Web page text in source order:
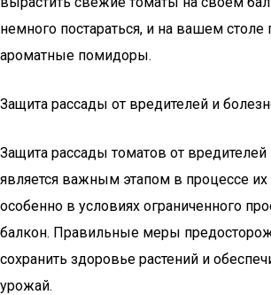
немного постараться, и на вашем столе
ароматные помидоры.
Защита рассады от вредителей и
Защита рассады томатов от вредителей
является важным этапом в процессе
особенно в условиях ограниченного
балкон. Правильные меры
сохранить здоровье растений и
урожай.